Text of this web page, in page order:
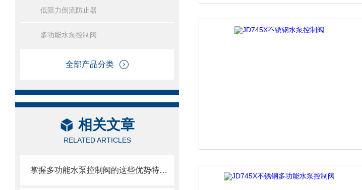
低阻力倒流防止器
多功能水泵控制阀
全部产品分类
相关文章
RELATED ARTICLES
掌握多功能水泵控制阀的这些优势特点很重要！